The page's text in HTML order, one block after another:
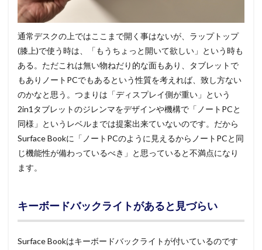
通常デスクの上ではここまで開く事はないが、ラップトップ
(膝上)で使う時は、「もうちょっと開いて欲しい」という時も
ある。ただこれは無い物ねだり的な面もあり、タブレットで
もありノートPCでもあるという性質を考えれば、致し方ない
のかなと思う。つまりは「ディスプレイ側が重い」という
2in1タブレットのジレンマをデザインや機構で「ノートPCと
同様」というレベルまでは提案出来ていないのです。だから
Surface Bookに「ノートPCのように見えるからノートPCと同
じ機能性が備わっているべき」と思っていると不満点になり
ます。
キーボードバックライトがあると見づらい
Surface Bookはキーボードバックライトが付いているのです